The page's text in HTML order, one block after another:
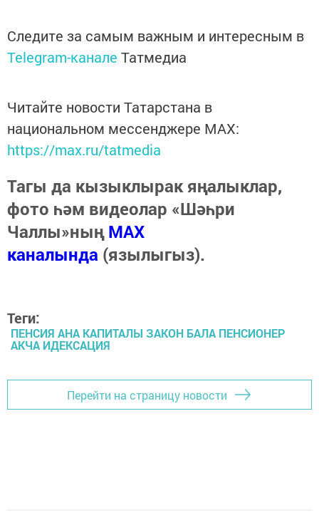
Следите за самым важным и интересным в
Telegram-канале Татмедиа
Читайте новости Татарстана в
национальном мессенджере MАХ:
https://max.ru/tatmedia
Тагы да кызыклырак яңалыклар,
фото һәм видеолар «Шәһри
Чаллы»ныңMAX
каналында (язылыгыз).
Теги:
ПЕНСИЯ АНА КАПИТАЛЫ ЗАКОН БАЛА ПЕНСИОНЕР
АКЧА ИДЕКСАЦИЯ
Перейти на страницу новости